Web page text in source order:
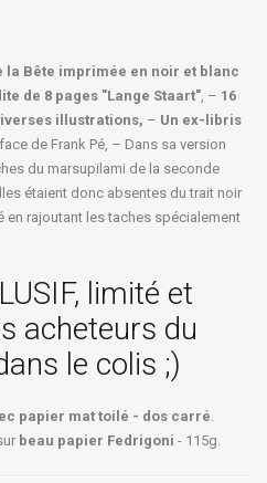
la Bête imprimée en noir et blanc
de 8 pages "Lange Staart", – 16
illustrations, – Un ex-libris
de Frank Pé, – Dans sa version
du marsupilami de la seconde
étaient donc absentes du trait noir
en rajoutant les taches spécialement
limité et
acheteurs du
le colis ;)
papier mat toilé - dos carré.
beau papier Fedrigoni - 115g.